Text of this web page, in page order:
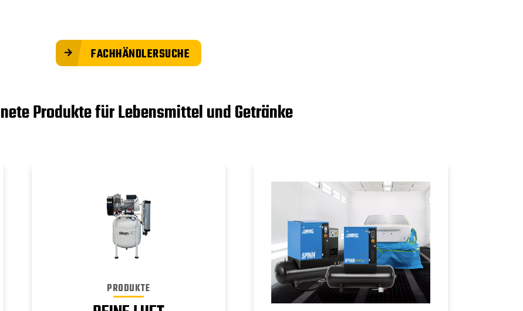
FACHHÄNDLERSUCHE
Produkte für Lebensmittel und Getränke
PRODUKTE